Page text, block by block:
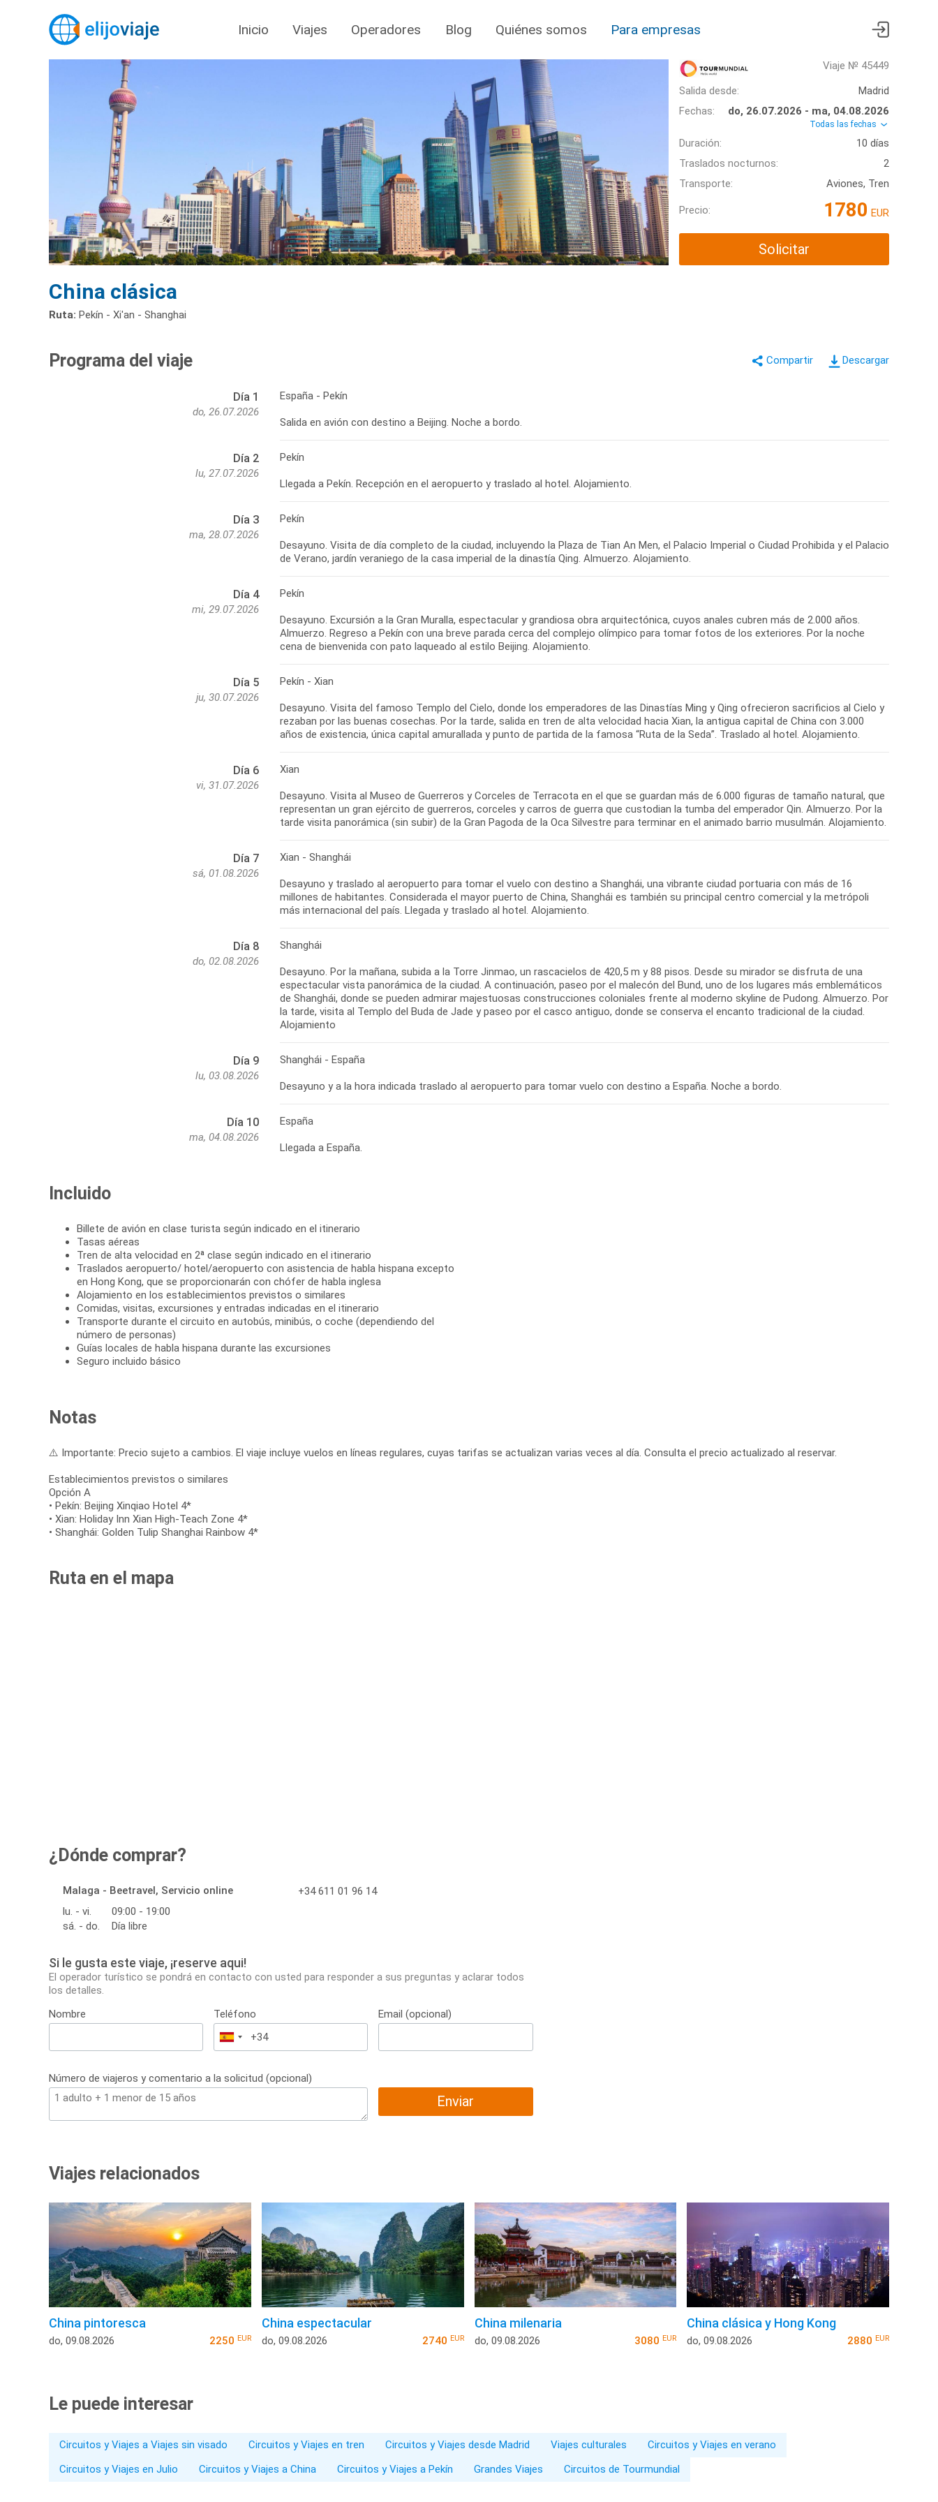
Inicio Viajes Operadores Blog Quiénes somos Para empresas
Viaje № 45449
Salida desde:
Madrid
Fechas:
do, 26.07.2026 - ma, 04.08.2026
Todas las fechas
Duración:
10 días
Traslados nocturnos:
2
Transporte:
Aviones, Tren
Precio: 1780 EUR
Solicitar
China clásica
Ruta: Pekín - Xi'an - Shanghai
Descargar
Programa del viaje
Día 1
do, 26.07.2026
España - Pekín
Salida en avión con destino a Beijing. Noche a bordo.
Día 2
lu, 27.07.2026
Pekín
Llegada a Pekín. Recepción en el aeropuerto y traslado al hotel. Alojamiento.
Día 3
ma, 28.07.2026
Pekín
Desayuno. Visita de día completo de la ciudad, incluyendo la Plaza de Tian An Men, el Palacio Imperial o Ciudad Prohibida y el Palacio
de Verano, jardín veraniego de la casa imperial de la dinastía Qing. Almuerzo. Alojamiento.
Día 4
mi, 29.07.2026
Pekín
Desayuno. Excursión a la Gran Muralla, espectacular y grandiosa obra arquitectónica, cuyos anales cubren más de 2.000 años.
Almuerzo. Regreso a Pekín con una breve parada cerca del complejo olímpico para tomar fotos de los exteriores. Por la noche
cena de bienvenida con pato laqueado al estilo Beijing. Alojamiento.
Día 5
ju, 30.07.2026
Pekín - Xian
Desayuno. Visita del famoso Templo del Cielo, donde los emperadores de las Dinastías Ming y Qing ofrecieron sacrificios al Cielo y
rezaban por las buenas cosechas. Por la tarde, salida en tren de alta velocidad hacia Xian, la antigua capital de China con 3.000
años de existencia, única capital amurallada y punto de partida de la famosa “Ruta de la Seda”. Traslado al hotel. Alojamiento.
Día 6
vi, 31.07.2026
Xian
Desayuno. Visita al Museo de Guerreros y Corceles de Terracota en el que se guardan más de 6.000 figuras de tamaño natural, que
representan un gran ejército de guerreros, corceles y carros de guerra que custodian la tumba del emperador Qin. Almuerzo. Por la
tarde visita panorámica (sin subir) de la Gran Pagoda de la Oca Silvestre para terminar en el animado barrio musulmán. Alojamiento.
Día 7
sá, 01.08.2026
Xian - Shanghái
Desayuno y traslado al aeropuerto para tomar el vuelo con destino a Shanghái, una vibrante ciudad portuaria con más de 16
millones de habitantes. Considerada el mayor puerto de China, Shanghái es también su principal centro comercial y la metrópoli
más internacional del país. Llegada y traslado al hotel. Alojamiento.
Día 8
do, 02.08.2026
Shanghái
Desayuno. Por la mañana, subida a la Torre Jinmao, un rascacielos de 420,5 m y 88 pisos. Desde su mirador se disfruta de una
espectacular vista panorámica de la ciudad. A continuación, paseo por el malecón del Bund, uno de los lugares más emblemáticos
de Shanghái, donde se pueden admirar majestuosas construcciones coloniales frente al moderno skyline de Pudong. Almuerzo. Por
la tarde, visita al Templo del Buda de Jade y paseo por el casco antiguo, donde se conserva el encanto tradicional de la ciudad.
Alojamiento
Día 9
lu, 03.08.2026
Shanghái - España
Desayuno y a la hora indicada traslado al aeropuerto para tomar vuelo con destino a España. Noche a bordo.
Día 10
ma, 04.08.2026
España
Llegada a España.
Incluido
Billete de avión en clase turista según indicado en el itinerario
Tasas aéreas
Tren de alta velocidad en 2ª clase según indicado en el itinerario
Traslados aeropuerto/ hotel/aeropuerto con asistencia de habla hispana excepto
en Hong Kong, que se proporcionarán con chófer de habla inglesa
Alojamiento en los establecimientos previstos o similares
Comidas, visitas, excursiones y entradas indicadas en el itinerario
Transporte durante el circuito en autobús, minibús, o coche (dependiendo del
número de personas)
Guías locales de habla hispana durante las excursiones
Seguro incluido básico
Notas
⚠️ Importante: Precio sujeto a cambios. El viaje incluye vuelos en líneas regulares, cuyas tarifas se actualizan varias veces al día. Consulta el precio actualizado al reservar.
Establecimientos previstos o similares
Opción A
• Pekín: Beijing Xinqiao Hotel 4*
• Xian: Holiday Inn Xian High-Teach Zone 4*
• Shanghái: Golden Tulip Shanghai Rainbow 4*
Ruta en el mapa
¿Dónde comprar?
Malaga - Beetravel, Servicio online
lu. - vi.
09:00 - 19:00
sá. - do.
Día libre
+34 611 01 96 14
Si le gusta este viaje, ¡reserve aqui!
El operador turístico se pondrá en contacto con usted para responder a sus preguntas y aclarar todos
los detalles.
Nombre
Teléfono
España
+34
Email (opcional)
Número de viajeros y comentario a la solicitud (opcional)
Enviar
Viajes relacionados
China pintoresca
do, 09.08.2026 2250 EUR
China espectacular
do, 09.08.2026 2740 EUR
China milenaria
do, 09.08.2026 3080EUR
China clásica y Hong Kong
do, 09.08.2026 2880 EUR
Le puede interesar
Circuitos y Viajes a Viajes sin visado Circuitos y Viajes en tren Circuitos y Viajes desde Madrid Viajes culturales
Circuitos y Viajes en verano
Circuitos y Viajes en Julio
Circuitos y Viajes a China Circuitos y Viajes a Pekín Grandes Viajes Circuitos de Tourmundial